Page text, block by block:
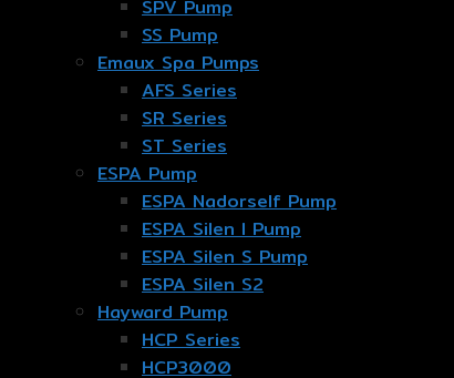
SPV Pump
SS Pump
Emaux Spa Pumps
AFS Series
SR Series
ST Series
ESPA Pump
ESPA Nadorself Pump
ESPA Silen I Pump
ESPA Silen S Pump
ESPA Silen S2
Hayward Pump
HCP Series
HCP3000